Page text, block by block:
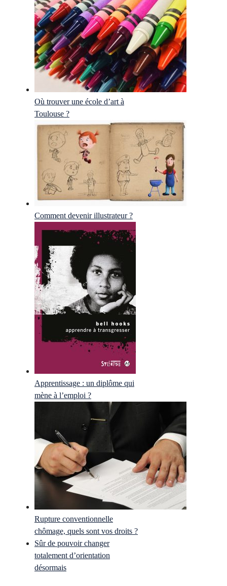
Où trouver une école d’art à
Toulouse ?
Comment devenir illustrateur ?
Apprentissage : un diplôme qui
mène à l’emploi ?
Rupture conventionnelle
chômage, quels sont vos droits ?
Sûr de pouvoir changer
totalement d’orientation
désormais